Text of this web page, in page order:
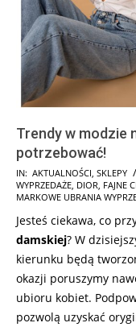
Trendy w modzie
potrzebować!
2025-
03-
IN: AKTUALNOŚCI SKLEPY
WYPRZEDAŻE DIOR FAJNE
MARKOWE UBRANIA
Jesteś ciekawa, co
damskiej? W
kierunku będą
okazji poruszymy
ubioru kobiet.
pozwolą uzyskać